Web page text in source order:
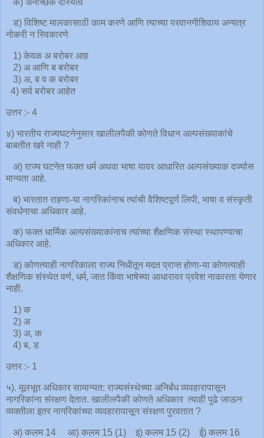
ड) विशिष्ट मालकासाठी काम करणे आणि त्याच्या परवानगीशिवाय अन्यत्र
नोकरी न स्विकारणे
1) केवळ अ बरोबर आह
2) अ आणि ब बरोबर
3) अ, ब व क बरोबर
4) सर्व बरोबर आहेत
उत्तर :- 4
४) भारतीय राज्यघटनेनुसार खालीलपैकी कोणते विधान अल्पसंख्याकांचे
बाबतीत खरे नाही ?
अ) राज्य घटनेत फक्त धर्म अथवा भाषा यावर आधारित अल्पसंख्याक दर्ज्यास
मान्यता आहे.
ब) भारतात राहणा-या नागरिकांनाच त्यांची वैशिष्टपूर्ण लिपी, भाषा व संस्कृती
संवर्धनाचा अधिकार आहे.
क) फक्त धार्मिक अल्पसंख्याकांनाच त्यांच्या शैक्षणिक संस्था स्थापण्याचा
अधिकार आहे.
ड) कोणत्याही नागरिकाला राज्य निधीतून मदत प्राप्त होणा-या कोणत्याही
शैक्षणिक संस्थेत वर्ण, धर्म, जात किंवा भाषेच्या आधारावर प्रवेश नाकारता येणार
नाही.
1) क
2) अ
3) अ, क
4) ब, ड
उत्तर :- 1
५). मूलभूत अधिकार सामान्यत: राज्यसंस्थेच्या अनिर्बंध व्यवहारापासून
नागरिकांना संरक्षण देतात. खालीलपैकी कोणते अधिकार त्याही पुढे जाऊन
व्यक्तीला इतर नागरिकांच्या व्यवहारापासून संरक्षण पुरवतात ?
अ) कलम 14 आ) कलम 15 (1) ‍इ) कलम 15 (2) ई) कलम 16